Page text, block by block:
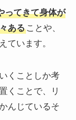
ってきて身体が
あることや、
ています。
くことしか考
くことで、リ
んじているそ